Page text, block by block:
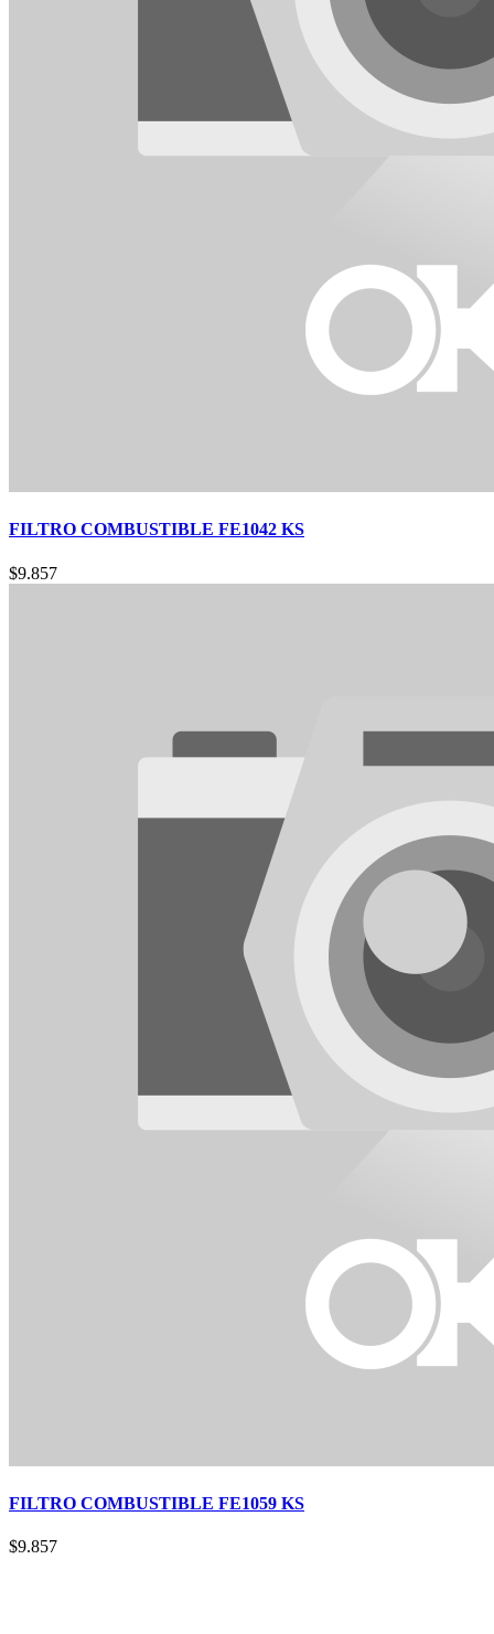
FILTRO COMBUSTIBLE FE1042 KS
$9.857
FILTRO COMBUSTIBLE FE1059 KS
$9.857